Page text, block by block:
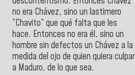
no era Chávez, sino un lastimero
”Chavito” que qué falta que les
hace. Entonces no era él, sino un
hombre sin defectos un Chávez a la
medida del ojo de quien quiera culpar
a Maduro, de lo que sea.